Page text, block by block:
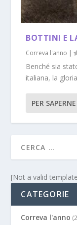
BOTTINI E
Correva l'anno |
Benché sia
italiana, la
PER
[Not a valid
CATEGORIE
Correva l'anno